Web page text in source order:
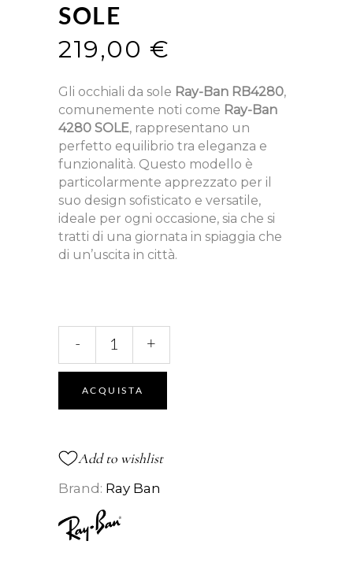
SOLE
219,00 €
Gli occhiali da sole Ray-Ban RB4280,
comunemente noti come Ray-Ban
4280 SOLE, rappresentano un
perfetto equilibrio tra eleganza e
funzionalità. Questo modello è
particolarmente apprezzato per il
suo design sofisticato e versatile,
ideale per ogni occasione, sia che si
tratti di una giornata in spiaggia che
di un’uscita in città.
quantità
- +
ACQUISTA
Add to wishlist
Brand: Ray Ban